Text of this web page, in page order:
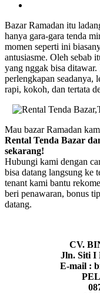
Bazar Ramadan itu
hanya gara-gara tenda
momen seperti ini
antusiasme. Oleh sebab
yang nggak bisa
perlengkapan seadanya,
rapi, kokoh, dan tertata
Mau bazar Ramadan
Rental Tenda Bazar
sekarang!
Hubungi kami dengan
bisa datang langsung ke
tenant kami bantu
beri penawaran, bonus
datang.
CV.
Jln. Siti I
E-mail :